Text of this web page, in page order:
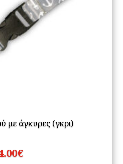
με άγκυρες (γκρι)
€